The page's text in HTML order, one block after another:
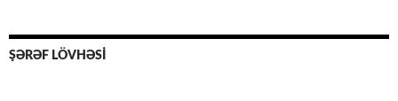
ŞƏRƏF LÖVHƏSİ